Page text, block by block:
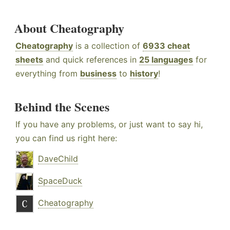
About Cheatography
Cheatography is a collection of 6933 cheat
sheets and quick references in 25 languages for
everything from business to history!
Behind the Scenes
If you have any problems, or just want to say hi,
you can find us right here:
DaveChild
SpaceDuck
Cheatography